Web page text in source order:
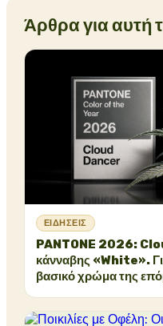
Άρθρα για αυτή
ΕΙΔΉΣΕΙΣ
PANTONE 2026:
κάνναβης «White».
βασικό χρώμα της